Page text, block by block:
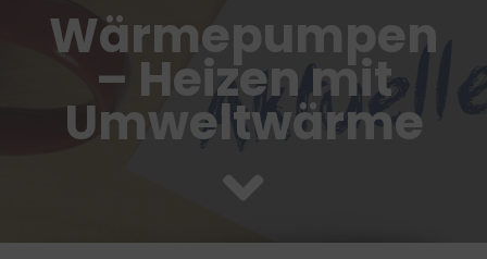
LEISTUNGEN
FÖRDERMITTEL
FACHBETRIEB
Wärmepumpen
– Heizen mit
Umweltwärme